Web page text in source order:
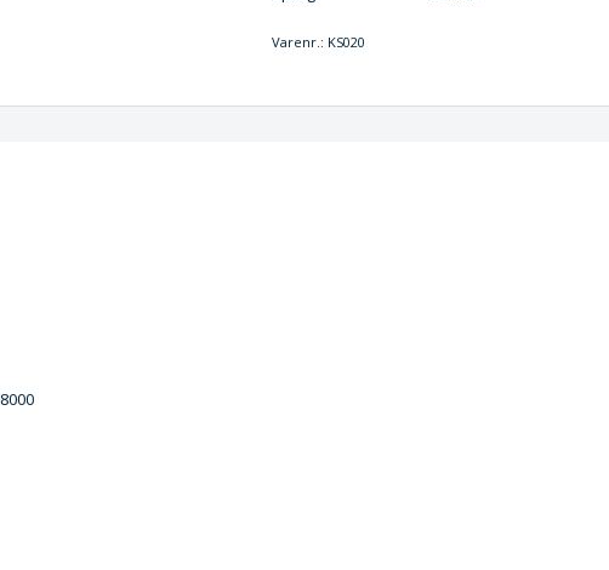
Varenr.: KS020